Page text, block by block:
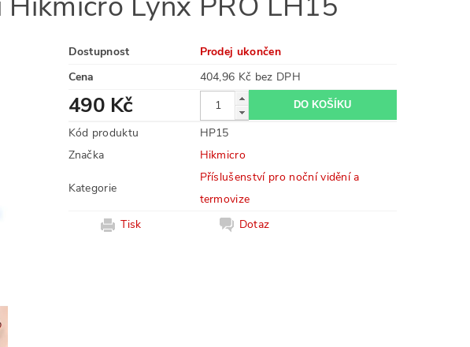
Dostupnost
Prodej ukončen
Cena
404,96 Kč bez DPH
490 Kč
Kód produktu
HP15
Značka
Hikmicro
Kategorie
Příslušenství pro noční vidění a
termovize
Tisk
Dotaz